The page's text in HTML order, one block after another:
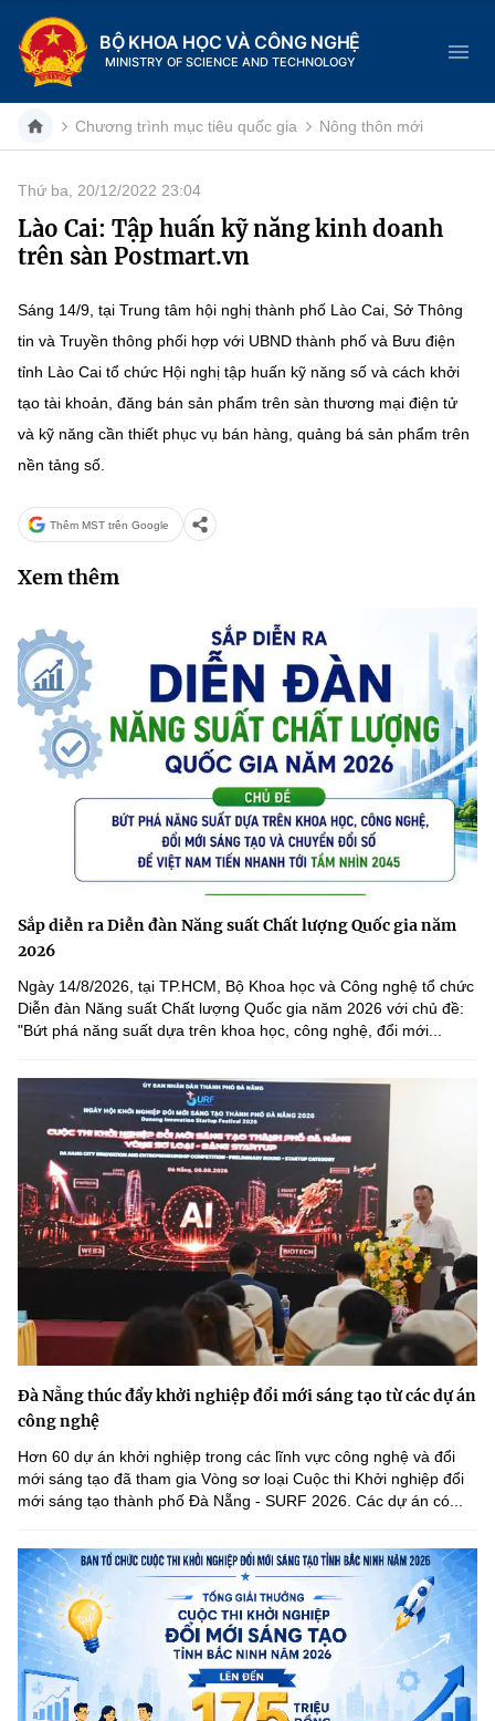
BỘ KHOA HỌC VÀ CÔNG NGHỆ
MINISTRY OF SCIENCE AND TECHNOLOGY
Danh mục
Trang chủ
Giới thiệu
Chức năng nhiệm vụ
Lịch sử phát triển
Sở Khoa học và Công nghệ
Tin tức sự kiện
Đổi mới sáng tạo
Chuyển đổi số
Bưu chính, Viễn thông
Sở hữu trí tuệ
Tiêu chuẩn, đo lường, chất lượng
Năng lượng nguyên tử
Tin tổng hợp
Tin địa phương
Hệ thống văn bản
Văn bản QPPL
Văn bản chỉ đạo điều hành
Lấy ý kiến người dân về dự thảo VBQPPL
MST IOFFICE
THỐNG KÊ
Khoa học và Công nghệ
Đổi mới sáng tạo
Chuyển đổi số
Bưu chính, Viễn thông
Tiêu chuẩn, đo lường, chất lượng
Năng lượng nguyên tử
THƯ ĐIỆN TỬ
Khác
Videos
Infographic
Nhiệm vụ trọng tâm
Chọn ngôn ngữ
BỘ KHOA HỌC VÀ CÔNG NGHỆ
MINISTRY OF SCIENCE AND TECHNOLOGY
Điều khoản sử dụng Theo dõi MST: Góp ý
Cơ quan chủ quản: Bộ Khoa học và Công nghệ (MST)
Chịu trách nhiệm nội dung: Nguyễn Thị Hải Hằng
Giám đốc Trung tâm Truyền thông Khoa học và Công nghệ.
Liên hệ
Địa chỉ: Ban Biên tập Cổng TTĐT - 18 Nguyễn Du, TP. Hà Nội
Điện thoại: 024 3936 9506
©2026 Bản quyền thuộc Bộ Khoa Học và Công Nghệ
(Ghi rõ nguồn "https://mst.gov.vn" khi phát hành lại thông tin từ
Chương trình mục tiêu quốc gia Nông thôn mới
Thứ ba, 20/12/2022 23:04
Lào Cai: Tập huấn kỹ năng kinh doanh
trên sàn Postmart.vn
Sáng 14/9, tại Trung tâm hội nghị thành phố Lào Cai, Sở Thông
tin và Truyền thông phối hợp với UBND thành phố và Bưu điện
tỉnh Lào Cai tổ chức Hội nghị tập huấn kỹ năng số và cách khởi
tạo tài khoản, đăng bán sản phẩm trên sàn thương mại điện tử
và kỹ năng cần thiết phục vụ bán hàng, quảng bá sản phẩm trên
nền tảng số.
Thêm MST trên Google
Xem thêm
Sắp diễn ra Diễn đàn Năng suất Chất lượng Quốc gia năm
2026
Ngày 14/8/2026, tại TP.HCM, Bộ Khoa học và Công nghệ tổ chức
Diễn đàn Năng suất Chất lượng Quốc gia năm 2026 với chủ đề:
"Bứt phá năng suất dựa trên khoa học, công nghệ, đổi mới...
Đà Nẵng thúc đẩy khởi nghiệp đổi mới sáng tạo từ các dự án
công nghệ
Hơn 60 dự án khởi nghiệp trong các lĩnh vực công nghệ và đổi
mới sáng tạo đã tham gia Vòng sơ loại Cuộc thi Khởi nghiệp đổi
mới sáng tạo thành phố Đà Nẵng - SURF 2026. Các dự án có...